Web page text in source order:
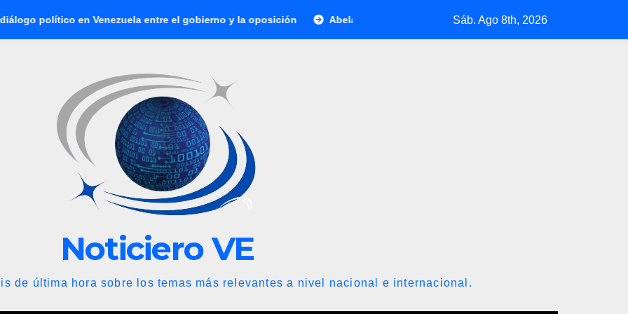
en Venezuela entre el gobierno y la oposición Abelardo de la Espriella jura como presidente de Colombia para el periodo
Sáb. Ago 8th, 2026
Noticiero VE
de última hora sobre los temas más relevantes a nivel nacional e internacional.